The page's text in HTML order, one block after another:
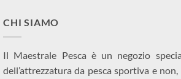
CHI SIAMO
Il Maestrale Pesca è un negozio
dell’attrezzatura da pesca sportiva e